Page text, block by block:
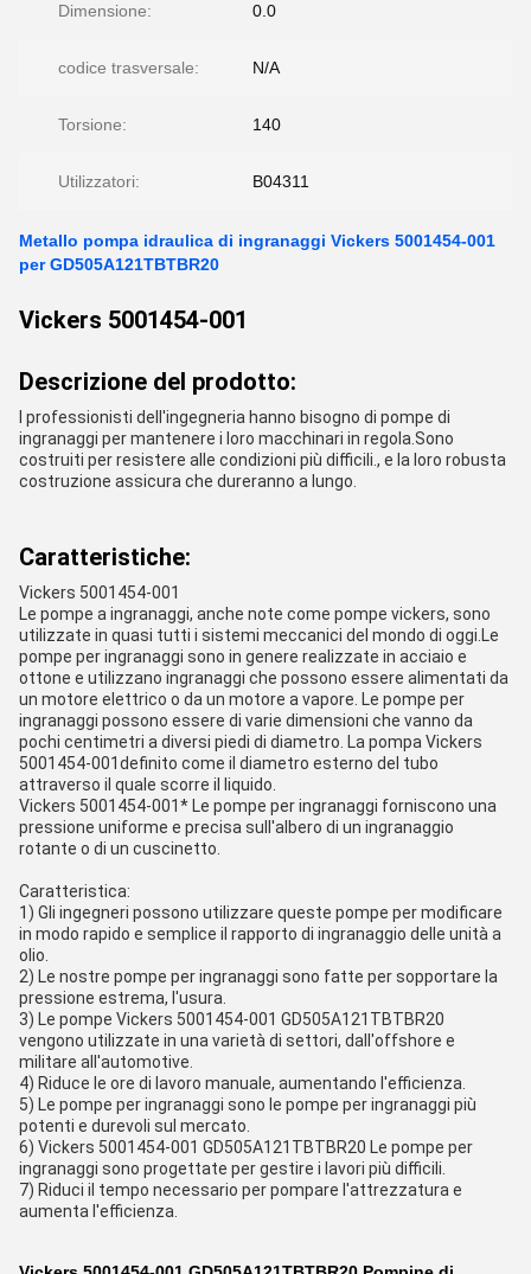
Dimensione: 0.0
codice trasversale: N/A
Torsione: 140
Utilizzatori: B04311
Metallo pompa idraulica di ingranaggi Vickers 5001454-001
per GD505A121TBTBR20
Vickers 5001454-001
Descrizione del prodotto:
I professionisti dell'ingegneria hanno bisogno di pompe di
ingranaggi per mantenere i loro macchinari in regola.Sono
costruiti per resistere alle condizioni più difficili., e la loro robusta
costruzione assicura che dureranno a lungo.
Caratteristiche:
Vickers 5001454-001
Le pompe a ingranaggi, anche note come pompe vickers, sono
utilizzate in quasi tutti i sistemi meccanici del mondo di oggi.Le
pompe per ingranaggi sono in genere realizzate in acciaio e
ottone e utilizzano ingranaggi che possono essere alimentati da
un motore elettrico o da un motore a vapore. Le pompe per
ingranaggi possono essere di varie dimensioni che vanno da
pochi centimetri a diversi piedi di diametro. La pompa Vickers
5001454-001definito come il diametro esterno del tubo
attraverso il quale scorre il liquido.
Vickers 5001454-001* Le pompe per ingranaggi forniscono una
pressione uniforme e precisa sull'albero di un ingranaggio
rotante o di un cuscinetto.
Caratteristica:
1) Gli ingegneri possono utilizzare queste pompe per modificare
in modo rapido e semplice il rapporto di ingranaggio delle unità a
olio.
2) Le nostre pompe per ingranaggi sono fatte per sopportare la
pressione estrema, l'usura.
3) Le pompe Vickers 5001454-001 GD505A121TBTBR20
vengono utilizzate in una varietà di settori, dall'offshore e
militare all'automotive.
4) Riduce le ore di lavoro manuale, aumentando l'efficienza.
5) Le pompe per ingranaggi sono le pompe per ingranaggi più
potenti e durevoli sul mercato.
6) Vickers 5001454-001 GD505A121TBTBR20 Le pompe per
ingranaggi sono progettate per gestire i lavori più difficili.
7) Riduci il tempo necessario per pompare l'attrezzatura e
aumenta l'efficienza.